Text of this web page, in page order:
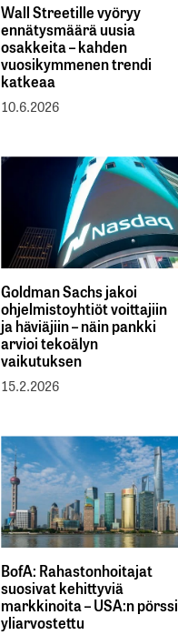
Wall Streetille vyöryy
ennätysmäärä uusia
osakkeita – kahden
vuosikymmenen trendi
katkeaa
10.6.2026
Goldman Sachs jakoi
ohjelmistoyhtiöt voittajiin
ja häviäjiin – näin pankki
arvioi tekoälyn
vaikutuksen
15.2.2026
BofA: Rahastonhoitajat
suosivat kehittyviä
markkinoita – USA:n pörssi
yliarvostettu